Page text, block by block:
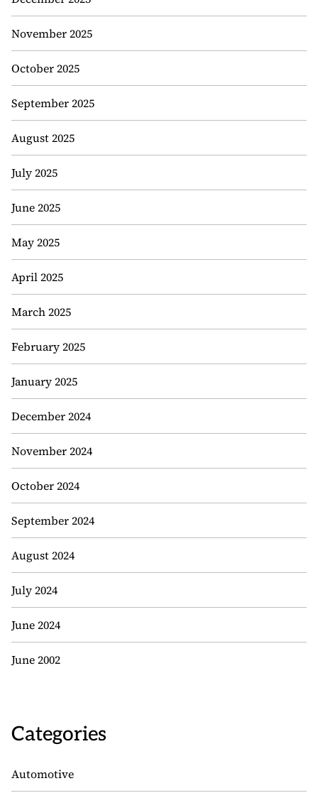
November 2025
October 2025
September 2025
August 2025
July 2025
June 2025
May 2025
April 2025
March 2025
February 2025
January 2025
December 2024
November 2024
October 2024
September 2024
August 2024
July 2024
June 2024
June 2002
Categories
Automotive